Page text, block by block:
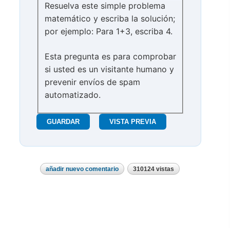
Resuelva este simple problema
matemático y escriba la solución;
por ejemplo: Para 1+3, escriba 4.
Esta pregunta es para comprobar
si usted es un visitante humano y
prevenir envíos de spam
automatizado.
añadir nuevo comentario 310124 vistas